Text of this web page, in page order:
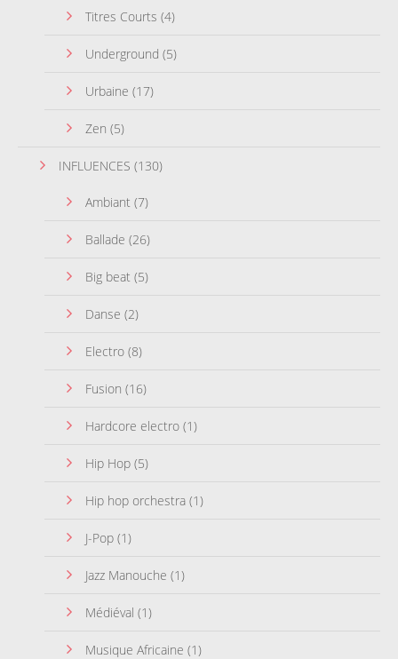
Titres Courts (4)
Underground (5)
Urbaine (17)
Zen (5)
INFLUENCES (130)
Ambiant (7)
Ballade (26)
Big beat (5)
Danse (2)
Electro (8)
Fusion (16)
Hardcore electro (1)
Hip Hop (5)
Hip hop orchestra (1)
J-Pop (1)
Jazz Manouche (1)
Médiéval (1)
Musique Africaine (1)